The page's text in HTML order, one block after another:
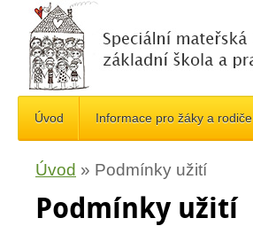
Úvod Informace pro žáky a rodiče
Úvod » Podmínky užití
Podmínky užití